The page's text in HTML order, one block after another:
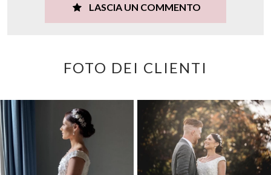
LASCIA UN COMMENTO
FOTO DEI CLIENTI